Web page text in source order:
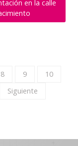
en la calle
8 9
10
Siguiente